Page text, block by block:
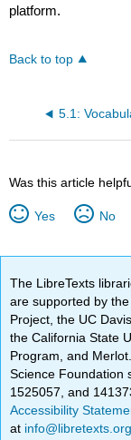
platform.
Back to top
Was this article
Yes No
The LibreTexts
are supported by
Project, the UC
the California State
Program, and
Science Foundation
1525057, and
Accessibility
at info@libretexts.org